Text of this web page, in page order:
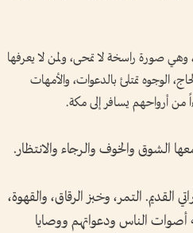
وهي صورة راسخة لا تمحى، ولمن لا يعرفها
الوجوه تمتلئ بالدعوات، والأمهات
من أرواحهم يسافر إلى مكة.
الشوق والخوف والرجاء والانتظار.
التمر، وخبز الرقاق، والقهوة،
أصوات الناس ودعواتهم ووصايا